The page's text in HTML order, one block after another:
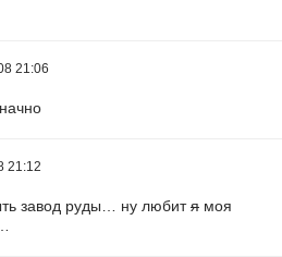
21:06
21:12
завод руды… ну любитя моя